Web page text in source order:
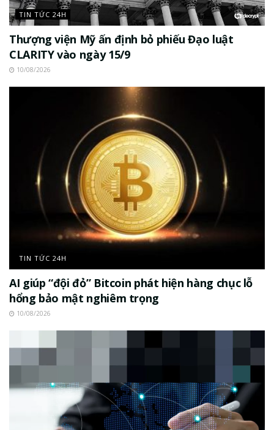
TIN TỨC 24H
Thượng viện Mỹ ấn định bỏ phiếu Đạo luật
CLARITY vào ngày 15/9
10/08/2026
TIN TỨC 24H
AI giúp “đội đỏ” Bitcoin phát hiện hàng chục lỗ
hổng bảo mật nghiêm trọng
10/08/2026